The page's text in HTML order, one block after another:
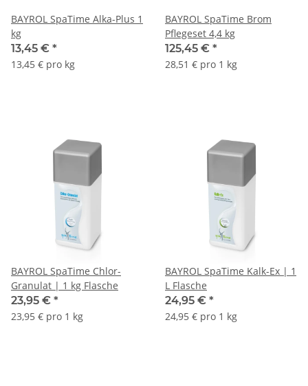
BAYROL SpaTime Alka-Plus 1
kg
13,45 € *
13,45 € pro kg
BAYROL SpaTime Brom
Pflegeset 4,4 kg
125,45 € *
28,51 € pro 1 kg
BAYROL SpaTime Chlor-
Granulat | 1 kg Flasche
23,95 € *
23,95 € pro 1 kg
BAYROL SpaTime Kalk-Ex | 1
L Flasche
24,95 € *
24,95 € pro 1 kg